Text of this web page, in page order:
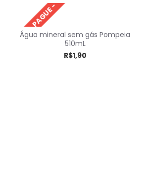
LEVE + PAGUE -
Água mineral sem gás Pompeia
510mL
R$1,90